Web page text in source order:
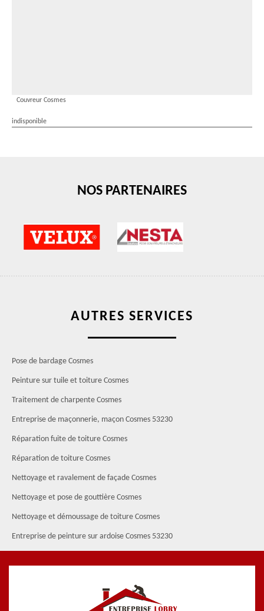
Couvreur Cosmes
indisponible
NOS PARTENAIRES
AUTRES SERVICES
Pose de bardage Cosmes
Peinture sur tuile et toiture Cosmes
Traitement de charpente Cosmes
Entreprise de maçonnerie, maçon Cosmes 53230
Réparation fuite de toiture Cosmes
Réparation de toiture Cosmes
Nettoyage et ravalement de façade Cosmes
Nettoyage et pose de gouttière Cosmes
Nettoyage et démoussage de toiture Cosmes
Entreprise de peinture sur ardoise Cosmes 53230